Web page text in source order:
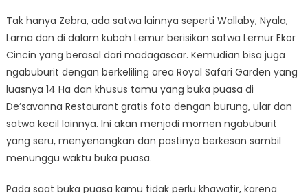
Tak hanya Zebra, ada satwa lainnya seperti Wallaby, Nyala,
Lama dan di dalam kubah Lemur berisikan satwa Lemur Ekor
Cincin yang berasal dari madagascar. Kemudian bisa juga
ngabuburit dengan berkeliling area Royal Safari Garden yang
luasnya 14 Ha dan khusus tamu yang buka puasa di
De’savanna Restaurant gratis foto dengan burung, ular dan
satwa kecil lainnya. Ini akan menjadi momen ngabuburit
yang seru, menyenangkan dan pastinya berkesan sambil
menunggu waktu buka puasa.
Pada saat buka puasa kamu tidak perlu khawatir, karena